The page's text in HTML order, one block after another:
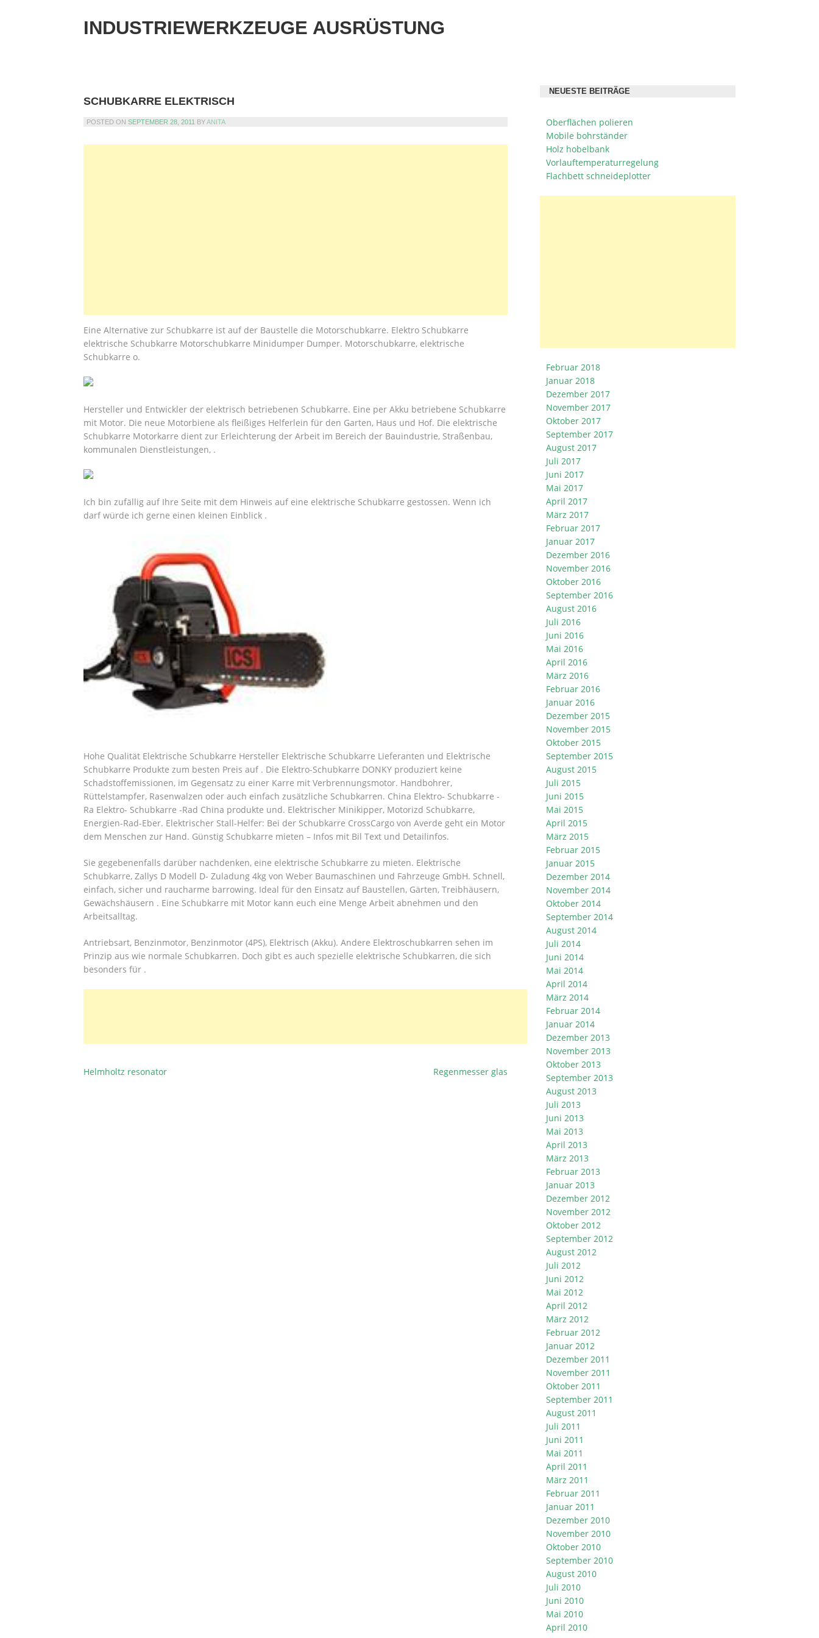
INDUSTRIEWERKZEUGE AUSRÜSTUNG
SCHUBKARRE ELEKTRISCH
POSTED ON SEPTEMBER 28, 2011 BYANITA
Eine Alternative zur Schubkarre ist auf der Baustelle die Motorschubkarre. Elektro Schubkarre
elektrische Schubkarre Motorschubkarre Minidumper Dumper. Motorschubkarre, elektrische
Schubkarre o.
Hersteller und Entwickler der elektrisch betriebenen Schubkarre. Eine per Akku betriebene Schubkarre
mit Motor. Die neue Motorbiene als fleißiges Helferlein für den Garten, Haus und Hof. Die elektrische
Schubkarre Motorkarre dient zur Erleichterung der Arbeit im Bereich der Bauindustrie, Straßenbau,
kommunalen Dienstleistungen, .
Ich bin zufällig auf Ihre Seite mit dem Hinweis auf eine elektrische Schubkarre gestossen. Wenn ich
darf würde ich gerne einen kleinen Einblick .
Hohe Qualität Elektrische Schubkarre Hersteller Elektrische Schubkarre Lieferanten und Elektrische
Schubkarre Produkte zum besten Preis auf . Die Elektro-Schubkarre DONKY produziert keine
Schadstoffemissionen, im Gegensatz zu einer Karre mit Verbrennungsmotor. Handbohrer,
Rüttelstampfer, Rasenwalzen oder auch einfach zusätzliche Schubkarren. China Elektro- Schubkarre -
Ra Elektro- Schubkarre -Rad China produkte und. Elektrischer Minikipper, Motorizd Schubkarre,
Energien-Rad-Eber. Elektrischer Stall-Helfer: Bei der Schubkarre CrossCargo von Averde geht ein Motor
dem Menschen zur Hand. Günstig Schubkarre mieten – Infos mit Bil Text und Detailinfos.
Sie gegebenenfalls darüber nachdenken, eine elektrische Schubkarre zu mieten. Elektrische
Schubkarre, Zallys D Modell D- Zuladung 4kg von Weber Baumaschinen und Fahrzeuge GmbH. Schnell,
einfach, sicher und raucharme barrowing. Ideal für den Einsatz auf Baustellen, Gärten, Treibhäusern,
Gewächshäusern . Eine Schubkarre mit Motor kann euch eine Menge Arbeit abnehmen und den
Arbeitsalltag.
Antriebsart, Benzinmotor, Benzinmotor (4PS), Elektrisch (Akku). Andere Elektroschubkarren sehen im
Prinzip aus wie normale Schubkarren. Doch gibt es auch spezielle elektrische Schubkarren, die sich
besonders für .
BEITRAGSNAVIGATION
Helmholtz resonator Regenmesser glas
NEUESTE BEITRÄGE
Oberflächen polieren
Mobile bohrständer
Holz hobelbank
Vorlauftemperaturregelung
Flachbett schneideplotter
Februar 2018
Januar 2018
Dezember 2017
November 2017
Oktober 2017
September 2017
August 2017
Juli 2017
Juni 2017
Mai 2017
April 2017
März 2017
Februar 2017
Januar 2017
Dezember 2016
November 2016
Oktober 2016
September 2016
August 2016
Juli 2016
Juni 2016
Mai 2016
April 2016
März 2016
Februar 2016
Januar 2016
Dezember 2015
November 2015
Oktober 2015
September 2015
August 2015
Juli 2015
Juni 2015
Mai 2015
April 2015
März 2015
Februar 2015
Januar 2015
Dezember 2014
November 2014
Oktober 2014
September 2014
August 2014
Juli 2014
Juni 2014
Mai 2014
April 2014
März 2014
Februar 2014
Januar 2014
Dezember 2013
November 2013
Oktober 2013
September 2013
August 2013
Juli 2013
Juni 2013
Mai 2013
April 2013
März 2013
Februar 2013
Januar 2013
Dezember 2012
November 2012
Oktober 2012
September 2012
August 2012
Juli 2012
Juni 2012
Mai 2012
April 2012
März 2012
Februar 2012
Januar 2012
Dezember 2011
November 2011
Oktober 2011
September 2011
August 2011
Juli 2011
Juni 2011
Mai 2011
April 2011
März 2011
Februar 2011
Januar 2011
Dezember 2010
November 2010
Oktober 2010
September 2010
August 2010
Juli 2010
Juni 2010
Mai 2010
April 2010